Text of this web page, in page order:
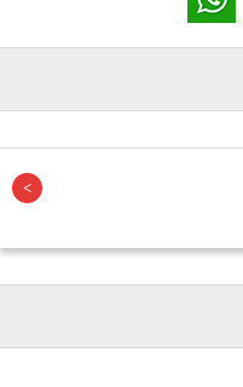
سنوات، قرر ​المدرب
لك ​على ⁠كل شيء-
والوحدة